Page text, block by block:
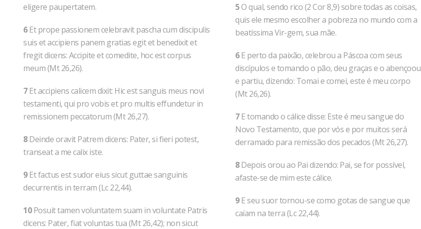
eligere paupertatem.
6Et prope passionem celebravit pascha cum discipulis
suis et accipiens panem gratias egit et benedixit et
fregit dicens: Accipite et comedite, hoc est corpus
meum (Mt 26,26).
7Et accipiens calicem dixit: Hic est sanguis meus novi
testamenti, qui pro vobis et pro multis effundetur in
remissionem peccatorum (Mt 26,27).
8Deinde oravit Patrem dicens: Pater, si fieri potest,
transeat a me calix iste.
9Et factus est sudor eius sicut guttae sanguinis
decurrentis in terram (Lc 22,44).
10Posuit tamen voluntatem suam in voluntate Patris
dicens: Pater, fiat voluntas tua (Mt 26,42); non sicut
5O qual, sendo rico (2 Cor 8,9) sobre todas as coisas,
quis ele mesmo escolher a pobreza no mundo com a
beatíssima Vir-gem, sua mãe.
6E perto da paixão, celebrou a Páscoa com seus
discípulos e tomando o pão, deu graças e o abençoou
e partiu, dizendo: Tomai e comei, este é meu corpo
(Mt 26,26).
7E tomando o cálice disse: Este é meu sangue do
Novo Testamento, que por vós e por muitos será
derramado para remissão dos pecados (Mt 26,27).
8Depois orou ao Pai dizendo: Pai, se for possível,
afaste-se de mim este cálice.
9E seu suor tornou-se como gotas de sangue que
caíam na terra (Lc 22,44).